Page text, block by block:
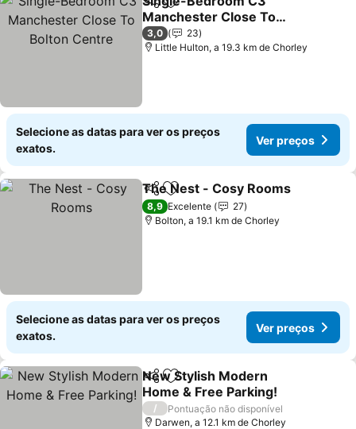
PartilharAdicionar aos favoritos
Manchester Close To
Bolton Centre
Ver preços
3,0
23
Little Hulton, a 19.3 km de Chorley
Selecione as datas para ver os preços
exatos.
Ver preços
PartilharAdicionar aos favoritos
The Nest - Cosy Rooms
8,9 Excelente
27
Bolton, a 19.1 km de Chorley
Selecione as datas para ver os preços
exatos.
Ver preços
PartilharAdicionar aos favoritos
New Stylish Modern
Home & Free Parking!
Ver preços
/
Pontuação não disponível
Darwen, a 12.1 km de Chorley